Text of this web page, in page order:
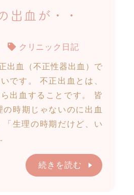
出血が・・
クリニック日記
出血（不正性器出血）で
です。 不正出血とは、
出血することです。 皆
時期じゃないのに出血
「生理の時期だけど、い
続きを読む